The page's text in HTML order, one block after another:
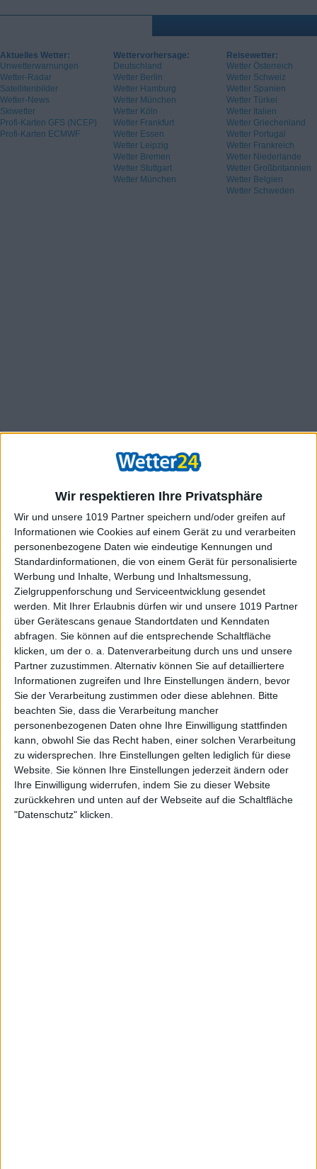
Wir respektieren Ihre Privatsphäre
Wir und unsere 1019 Partner speichern und/oder greifen auf
Informationen wie Cookies auf einem Gerät zu und verarbeiten
personenbezogene Daten wie eindeutige Kennungen und
Standardinformationen, die von einem Gerät für personalisierte
Werbung und Inhalte, Werbung und Inhaltsmessung,
Zielgruppenforschung und Serviceentwicklung gesendet
werden.
Mit Ihrer Erlaubnis dürfen wir und unsere 1019 Partner
über Gerätescans genaue Standortdaten und Kenndaten
abfragen. Sie können auf die entsprechende Schaltfläche
klicken, um der o. a. Datenverarbeitung durch uns und unsere
Partner zuzustimmen. Alternativ können Sie auf detailliertere
Informationen zugreifen und Ihre Einstellungen ändern, bevor
Sie der Verarbeitung zustimmen oder diese ablehnen.
Bitte
beachten Sie, dass die Verarbeitung mancher
personenbezogenen Daten ohne Ihre Einwilligung stattfinden
kann, obwohl Sie das Recht haben, einer solchen Verarbeitung
zu widersprechen. Ihre Einstellungen gelten lediglich für diese
Website. Sie können Ihre Einstellungen jederzeit ändern oder
Ihre Einwilligung widerrufen, indem Sie zu dieser Website
zurückkehren und unten auf der Webseite auf die Schaltfläche
"Datenschutz" klicken.
Aktuelles Wetter:
Unwetterwarnungen
Wetter-Radar
Satellitenbilder
Wetter-News
Skiwetter
Profi-Karten GFS (NCEP)
Profi-Karten ECMWF
Wettervorhersage:
Deutschland
Wetter Berlin
Wetter Hamburg
Wetter München
Wetter Köln
Wetter Frankfurt
Wetter Essen
Wetter Leipzig
Wetter Bremen
Wetter Stuttgart
Wetter München
Reisewetter:
Wetter Österreich
Wetter Schweiz
Wetter Spanien
Wetter Türkei
Wetter Italien
Wetter Griechenland
Wetter Portugal
Wetter Frankreich
Wetter Niederlande
Wetter Großbritannien
Wetter Belgien
Wetter Schweden